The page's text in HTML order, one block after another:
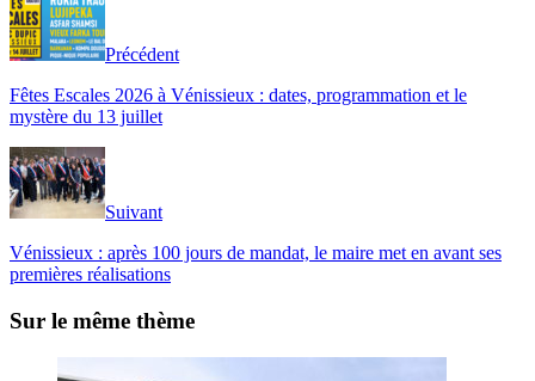
Précédent
Fêtes Escales 2026 à Vénissieux : dates, programmation et le
mystère du 13 juillet
Suivant
Vénissieux : après 100 jours de mandat, le maire met en avant ses
premières réalisations
Sur le même thème